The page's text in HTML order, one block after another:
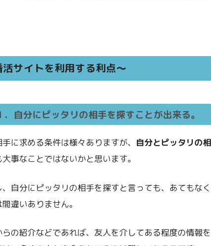
活サイトを利用する利点～
．自分にピッタリの相手を探すことが出来る。
に求める条件は様々ありますが、 自分とピッタリの
大事なことではないかと思います。
、自分にピッタリの相手を探すと言っても、あてもな
違いありません。
らの紹介などであれば、友人を介してある程度の情報